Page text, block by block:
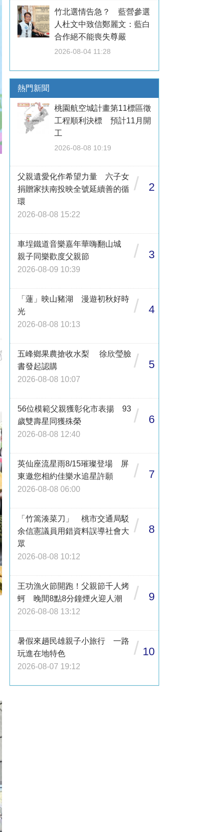
竹北選情告急？ 藍營參選
人杜文中致信鄭麗文：藍白
合作絕不能喪失尊嚴
2026-08-04 11:28
熱門新聞
桃園航空城計畫第11標區徵
工程順利決標 預計11月開
工
2026-08-08 10:19
父親遺愛化作希望力量 六子女
捐贈家扶南投映全號延續善的循
環
2026-08-08 15:22
/ 2
車埕鐵道音樂嘉年華嗨翻山城
親子同樂歡度父親節
2026-08-09 10:39
/ 3
「蓮」映山豬湖 漫遊初秋好時
光
2026-08-08 10:13
/ 4
五峰鄉果農搶收水梨 徐欣瑩臉
書發起認購
2026-08-08 10:07
/ 5
56位模範父親獲彰化市表揚 93
歲雙壽星同獲殊榮
2026-08-08 12:40
/ 6
英仙座流星雨8/15璀璨登場 屏
東邀您相約佳樂水追星許願
2026-08-08 06:00
/ 7
「竹篙湊菜刀」 桃市交通局駁
余信憲議員用錯資料誤導社會大
眾
2026-08-08 10:12
/ 8
王功漁火節開跑！父親節千人烤
蚵 晚間8點8分鐘煙火迎人潮
2026-08-08 13:12
/ 9
暑假來趟民雄親子小旅行 一路
玩進在地特色
2026-08-07 19:12
/ 10